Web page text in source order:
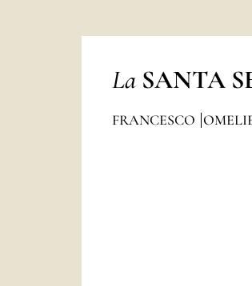
La SANTA
FRANCESCO